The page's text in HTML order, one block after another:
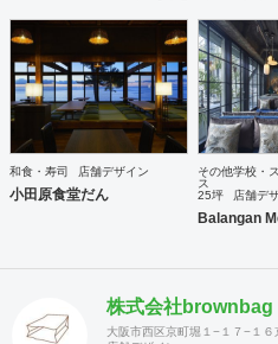
りを第一にしています。
和食・寿司 店舗デザイン
小田原食堂だん
その他学校・
ス
25坪
店舗デ
Balangan
株式会社brownbag
大阪市西区京町堀１−１７−１